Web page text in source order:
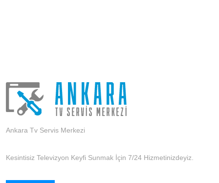
Ankara Tv Servis Merkezi
Kesintisiz Televizyon Keyfi Sunmak İçin 7/24 Hizmetinizdeyiz.